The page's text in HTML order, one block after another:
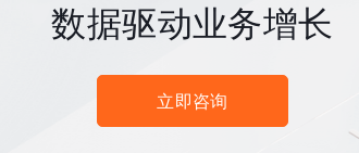
数据驱动业务增长
立即咨询